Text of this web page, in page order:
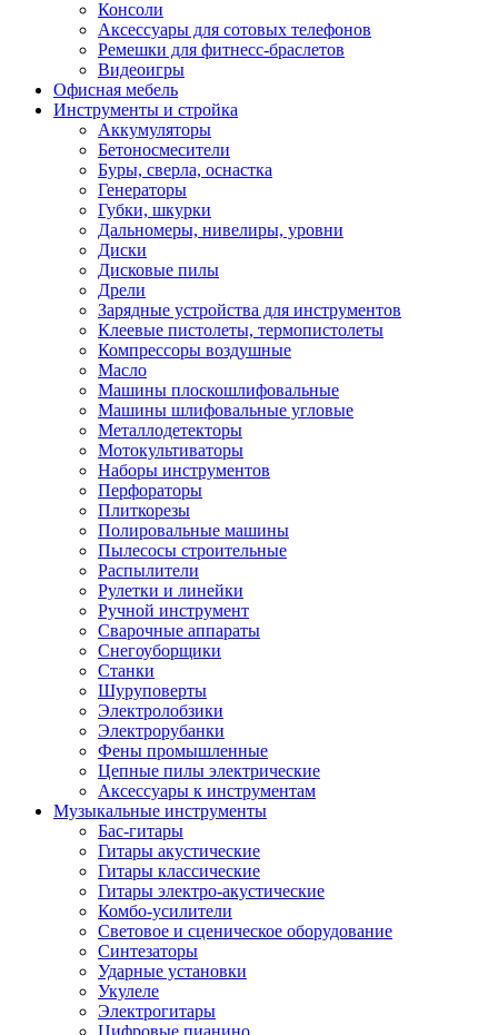
Консоли
Аксессуары для сотовых телефонов
Ремешки для фитнесс-браслетов
Видеоигры
Офисная мебель
Инструменты и стройка
Аккумуляторы
Бетоносмесители
Буры, сверла, оснастка
Генераторы
Губки, шкурки
Дальномеры, нивелиры, уровни
Диски
Дисковые пилы
Дрели
Зарядные устройства для инструментов
Клеевые пистолеты, термопистолеты
Компрессоры воздушные
Масло
Машины плоскошлифовальные
Машины шлифовальные угловые
Металлодетекторы
Мотокультиваторы
Наборы инструментов
Перфораторы
Плиткорезы
Полировальные машины
Пылесосы строительные
Распылители
Рулетки и линейки
Ручной инструмент
Сварочные аппараты
Снегоуборщики
Станки
Шуруповерты
Электролобзики
Электрорубанки
Фены промышленные
Цепные пилы электрические
Аксессуары к инструментам
Музыкальные инструменты
Бас-гитары
Гитары акустические
Гитары классические
Гитары электро-акустические
Комбо-усилители
Световое и сценическое оборудование
Синтезаторы
Ударные установки
Укулеле
Электрогитары
Цифровые пианино